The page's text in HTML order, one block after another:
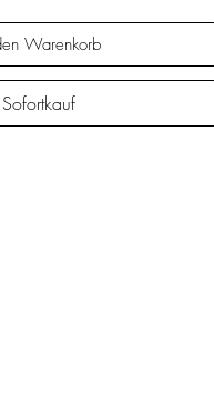
Warenkorb
Sofortkauf